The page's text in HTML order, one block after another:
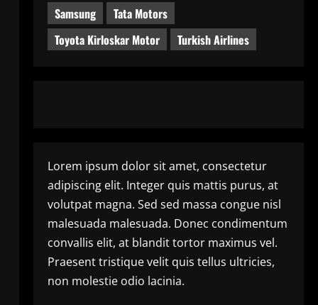
Samsung
Tata Motors
Toyota Kirloskar Motor
Turkish Airlines
Lorem ipsum dolor sit amet, consectetur
adipiscing elit. Integer quis mattis purus, at
volutpat magna. Sed sed massa congue nisl
malesuada malesuada. Donec condimentum
convallis elit, at blandit tortor maximus vel.
Praesent tristique velit quis tellus ultricies,
non molestie odio lacinia.